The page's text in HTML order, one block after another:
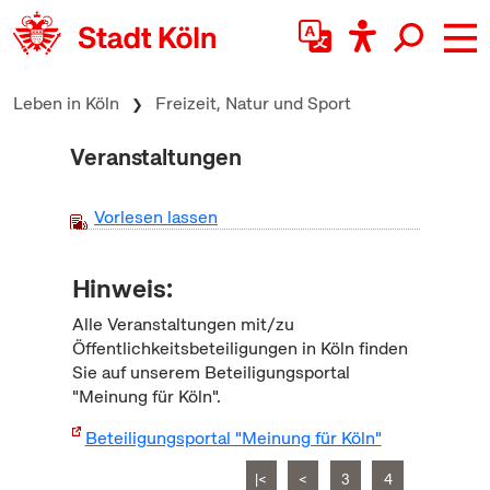
zum Inhalt springen
Leben in Köln Freizeit, Natur und Sport
Veranstaltungen
Vorlesen lassen
Hinweis:
Alle Veranstaltungen mit/zu
Öffentlichkeitsbeteiligungen in Köln finden
Sie auf unserem Beteiligungsportal
"Meinung für Köln".
Beteiligungsportal "Meinung für Köln"
|< < 3 4